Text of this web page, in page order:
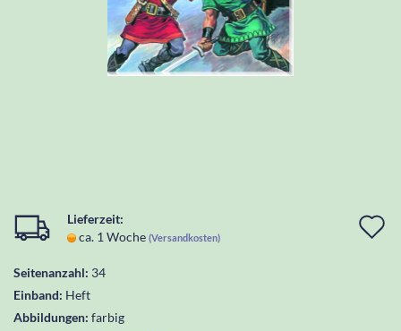
Lieferzeit:
ca. 1 Woche (Versandkosten)
Seitenanzahl: 34
Einband: Heft
Abbildungen: farbig